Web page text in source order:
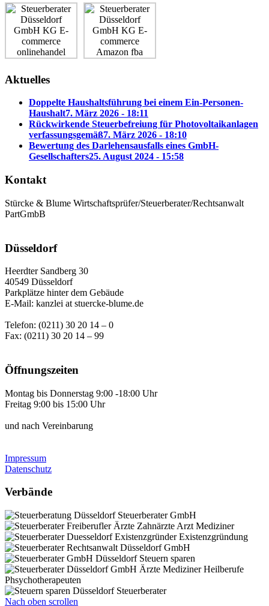
Aktuelles
Doppelte Haushaltsführung bei einem Ein-Personen-
Haushalt7. März 2026 - 18:11
Rückwirkende Steuerbefreiung für Photovoltaikanlagen
verfassungsgemäß7. März 2026 - 18:10
Bewertung des Darlehensausfalls eines GmbH-
Gesellschafters25. August 2024 - 15:58
Kontakt
Stürcke & Blume Wirtschaftsprüfer/Steuerberater/Rechtsanwalt
PartGmbB
Düsseldorf
Heerdter Sandberg 30
40549 Düsseldorf
Parkplätze hinter dem Gebäude
E-Mail: kanzlei at stuercke-blume.de
Telefon: (0211) 30 20 14 – 0
Fax: (0211) 30 20 14 – 99
Öffnungszeiten
Montag bis Donnerstag 9:00 -18:00 Uhr
Freitag 9:00 bis 15:00 Uhr
und nach Vereinbarung
Impressum
Datenschutz
Verbände
Nach oben scrollen